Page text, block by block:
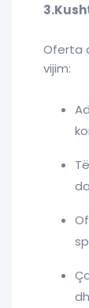
Oferta
vijim: